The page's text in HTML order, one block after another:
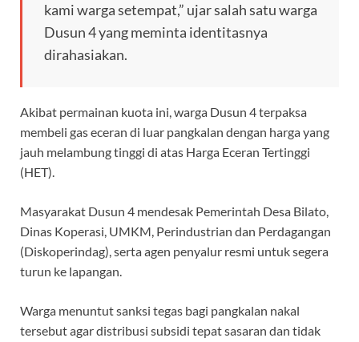
kami warga setempat,” ujar salah satu warga
Dusun 4 yang meminta identitasnya
dirahasiakan.
Akibat permainan kuota ini, warga Dusun 4 terpaksa
membeli gas eceran di luar pangkalan dengan harga yang
jauh melambung tinggi di atas Harga Eceran Tertinggi
(HET).
Masyarakat Dusun 4 mendesak Pemerintah Desa Bilato,
Dinas Koperasi, UMKM, Perindustrian dan Perdagangan
(Diskoperindag), serta agen penyalur resmi untuk segera
turun ke lapangan.
Warga menuntut sanksi tegas bagi pangkalan nakal
tersebut agar distribusi subsidi tepat sasaran dan tidak